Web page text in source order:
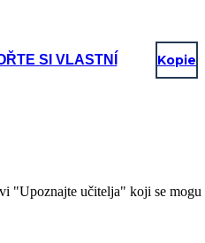
SI VLASTNÍ Kopie
učitelja" koji se mogu